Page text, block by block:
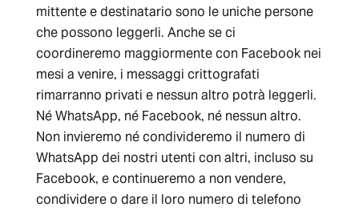
mittente e destinatario sono le uniche persone
che possono leggerli. Anche se ci
coordineremo maggiormente con Facebook nei
mesi a venire, i messaggi crittografati
rimarranno privati e nessun altro potrà leggerli.
Né WhatsApp, né Facebook, né nessun altro.
Non invieremo né condivideremo il numero di
WhatsApp dei nostri utenti con altri, incluso su
Facebook, e continueremo a non vendere,
condividere o dare il loro numero di telefono